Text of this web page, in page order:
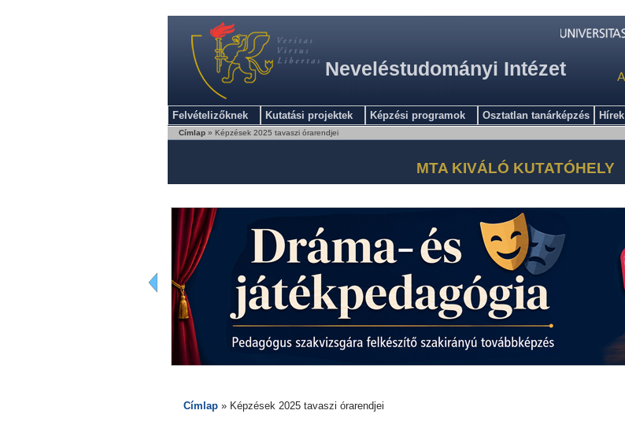
Neveléstudományi Intézet
Felvételizőknek Kutatási projektek Képzési programok Osztatlan tanárképzés Hírek
Címlap» Képzések 2025 tavaszi órarendjei
MTA KIVÁLÓ KUTATÓHELY
Címlap» Képzések 2025 tavaszi órarendjei